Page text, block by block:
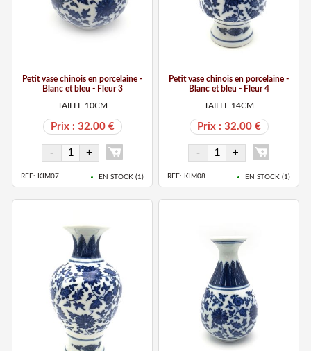
Petit vase chinois en porcelaine -
Blanc et bleu - Fleur 3
TAILLE 10CM
Prix : 32.00 €
REF: KIM07 EN STOCK ( 1 )
Petit vase chinois en porcelaine -
Blanc et bleu - Fleur 4
TAILLE 14CM
Prix : 32.00 €
REF: KIM08 EN STOCK ( 1 )